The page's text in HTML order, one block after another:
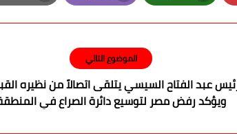
Whatsapp
Email
Print
الموضوع التالي
عبد الفتاح السيسي يتلقى اتصالاً من نظيره
ويؤكد رفض مصر لتوسيع دائرة الصراع في